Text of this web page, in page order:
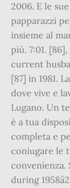
2006. E le
papparazzi
insieme al
più. 7:01.
current
[87] in 1981.
dove vive e
Lugano. Un
è a tua
completa e
coniugare le
convenienza.
during